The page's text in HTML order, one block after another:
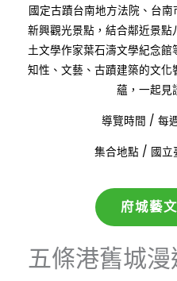
國定古蹟台南地方法院、台
新興觀光景點，結合鄰近景
土文學作家葉石濤文學紀念
知性、文藝、古蹟建築的文
蘊，一起見
導覽時間 / 每
集合地點:/ 國立
府城藝
五條港舊城漫